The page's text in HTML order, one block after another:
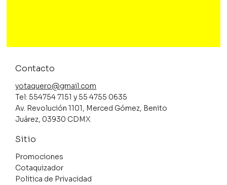
Contacto
yotaquero@gmail.com
Tel: 554754 7151 y 55 4755 0635
Av. Revolución 1101, Merced Gómez, Benito
Juárez, 03930 CDMX
Sitio
Promociones
Cotaquizador
Politica de Privacidad